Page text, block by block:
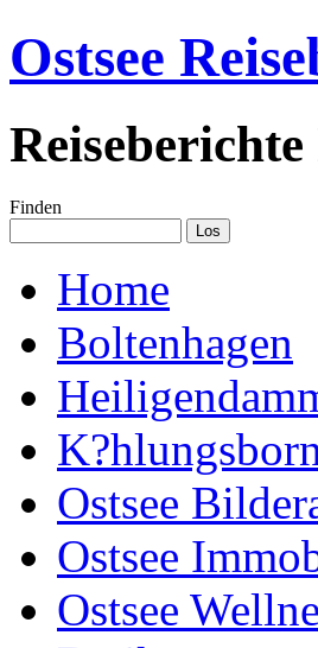
Ostsee
Finden
Home
Boltenhagen
Ostsee
Ostsee
Ostsee